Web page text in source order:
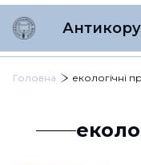
Головна екологічні